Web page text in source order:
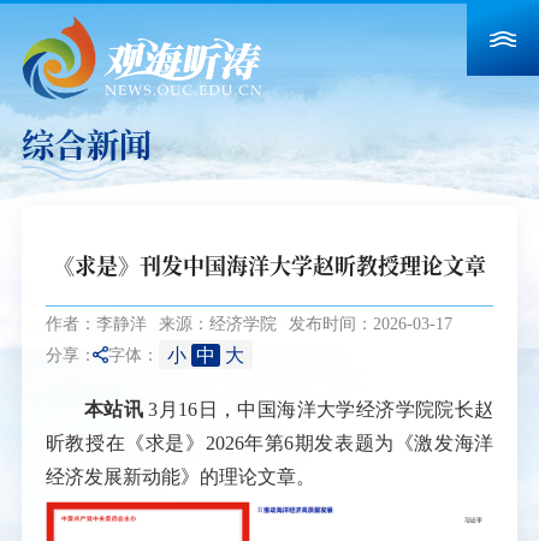
综合新闻
《求是》刊发中国海洋大学赵昕教授理论文章
作者：李静洋 来源：经济学院 发布时间：2026-03-17
分享： 字体： 小 中 大
本站讯 3月16日，中国海洋大学经济学院院长赵
昕教授在《求是》2026年第6期发表题为《激发海洋
经济发展新动能》的理论文章。